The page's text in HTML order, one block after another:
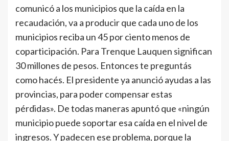
comunicó a los municipios que la caída en la
recaudación, va a producir que cada uno de los
municipios reciba un 45 por ciento menos de
coparticipación. Para Trenque Lauquen significan
30 millones de pesos. Entonces te preguntás
como hacés. El presidente ya anunció ayudas a las
provincias, para poder compensar estas
pérdidas». De todas maneras apuntó que «ningún
municipio puede soportar esa caída en el nivel de
ingresos. Y padecen ese problema, porque la